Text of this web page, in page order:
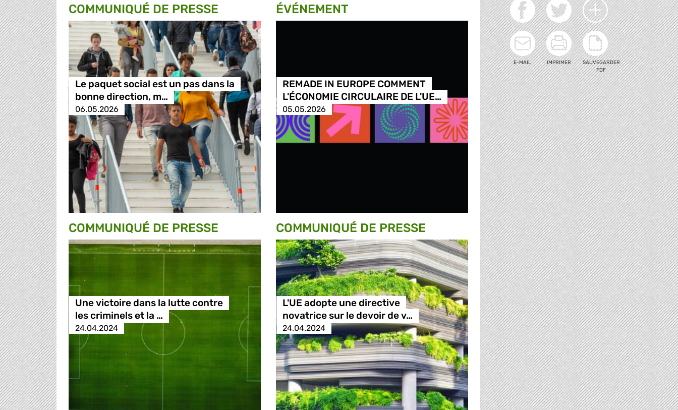
COMMUNIQUÉ DE PRESSE
Le paquet social est un pas dans la
bonne direction, m…
06.05.2026
ÉVÉNEMENT
REMADE IN EUROPE COMMENT
L'ÉCONOMIE CIRCULAIRE DE L'UE…
05.05.2026
COMMUNIQUÉ DE PRESSE
Une victoire dans la lutte contre
les criminels et la …
24.04.2024
COMMUNIQUÉ DE PRESSE
L'UE adopte une directive
novatrice sur le devoir de v…
24.04.2024
E-MAIL IMPRIMER
SAUVEGARDER
PDF